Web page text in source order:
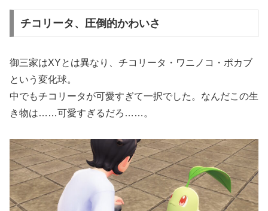
チコリータ、圧倒的かわいさ
御三家はXYとは異なり、チコリータ・ワニノコ・ポカブ
という変化球。
中でもチコリータが可愛すぎて一択でした。なんだこの生
き物は……可愛すぎるだろ……。